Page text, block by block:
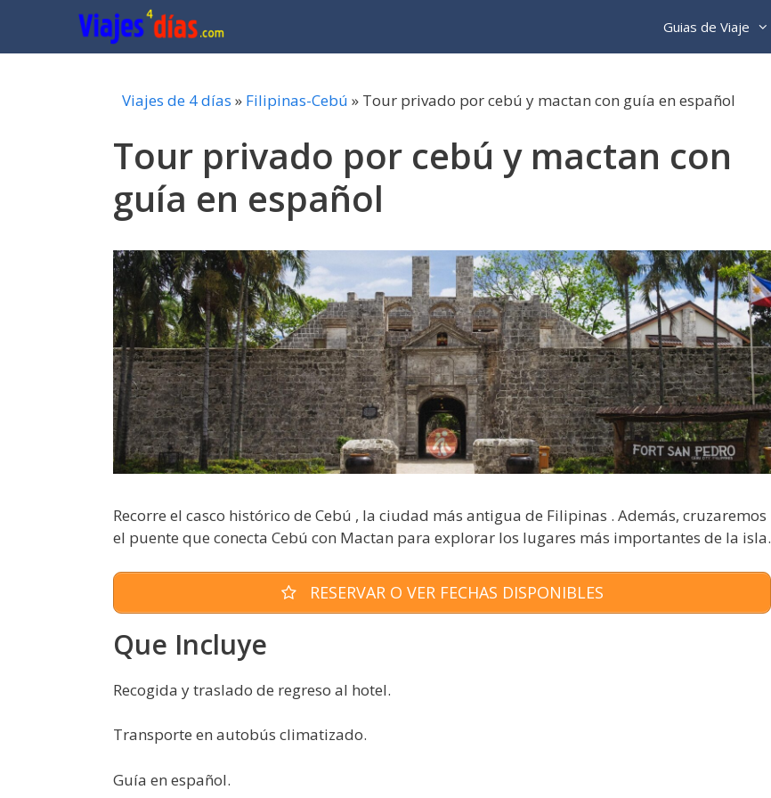
contenido
Guias de Viaje
Viajes de 4 días » Filipinas-Cebú » Tour privado por cebú y mactan con guía en español
Tour privado por cebú y mactan con
guía en español
Recorre el casco histórico de Cebú , la ciudad más antigua de Filipinas . Además, cruzaremos
el puente que conecta Cebú con Mactan para explorar los lugares más importantes de la isla.
RESERVAR O VER FECHAS DISPONIBLES
Que Incluye
Recogida y traslado de regreso al hotel.
Transporte en autobús climatizado.
Guía en español.